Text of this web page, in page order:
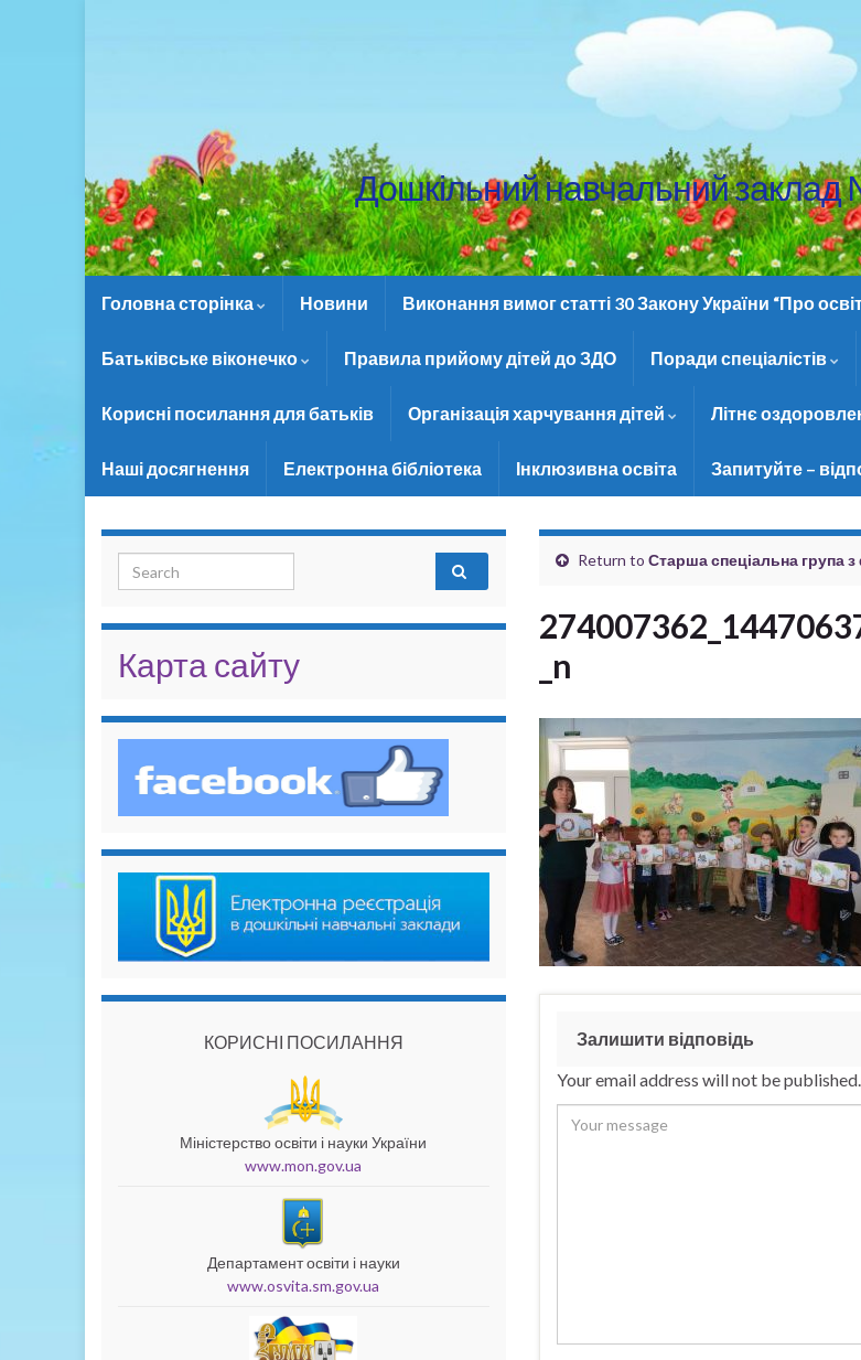
Дошкільний навчальний
Головна сторінка Новини Виконання вимог статті 30 Закону України “Про
Батьківське віконечко Правила прийому дітей до ЗДО Поради спеціалістів
Корисні посилання для батьків Організація харчування дітей Літнє
Наші досягнення Електронна бібліотека Інклюзивна освіта Запитуйте –
Return to Старша спеціальна група
_n
Залишити відповідь
Your email address will not be published.
Search for:
Карта сайту
КОРИСНІ ПОСИЛАННЯ
Міністерство освіти і науки України
www.mon.gov.ua
Департамент освіти і науки
www.osvita.sm.gov.ua